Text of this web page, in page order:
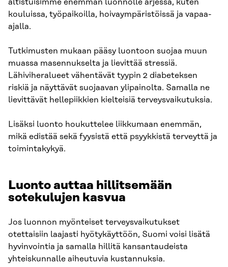
altistuisimme enemmän luonnolle arjessa, kuten
kouluissa, työpaikoilla, hoivaympäristöissä ja vapaa-
ajalla.
Tutkimusten mukaan pääsy luontoon suojaa muun
muassa masennukselta ja lievittää stressiä.
Lähiviheralueet vähentävät tyypin 2 diabeteksen
riskiä ja näyttävät suojaavan ylipainolta. Samalla ne
lievittävät hellepiikkien kielteisiä terveysvaikutuksia.
Lisäksi luonto houkuttelee liikkumaan enemmän,
mikä edistää sekä fyysistä että psyykkistä terveyttä ja
toimintakykyä.
Luonto auttaa hillitsemään
sotekulujen kasvua
Jos luonnon myönteiset terveysvaikutukset
otettaisiin laajasti hyötykäyttöön, Suomi voisi lisätä
hyvinvointia ja samalla hillitä kansantaudeista
yhteiskunnalle aiheutuvia kustannuksia.